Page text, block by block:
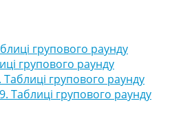
групового раунду
групового раунду
групового раунду
Таблиці групового раунду